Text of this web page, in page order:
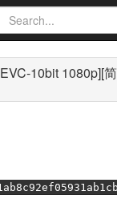
10bit 1080p][